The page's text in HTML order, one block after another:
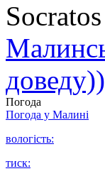
Socratos
доведу))
Погода
Погода у Малині
вологість:
тиск: